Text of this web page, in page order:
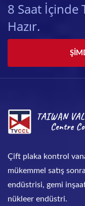
8 Saat İçinde
Hazır.
Çift plaka kontrol
mükemmel satış
endüstrisi, gemi
nükleer endüstri.